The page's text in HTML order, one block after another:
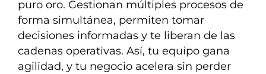
puro oro. Gestionan múltiples procesos de
forma simultánea, permiten tomar
decisiones informadas y te liberan de las
cadenas operativas. Así, tu equipo gana
agilidad, y tu negocio acelera sin perder